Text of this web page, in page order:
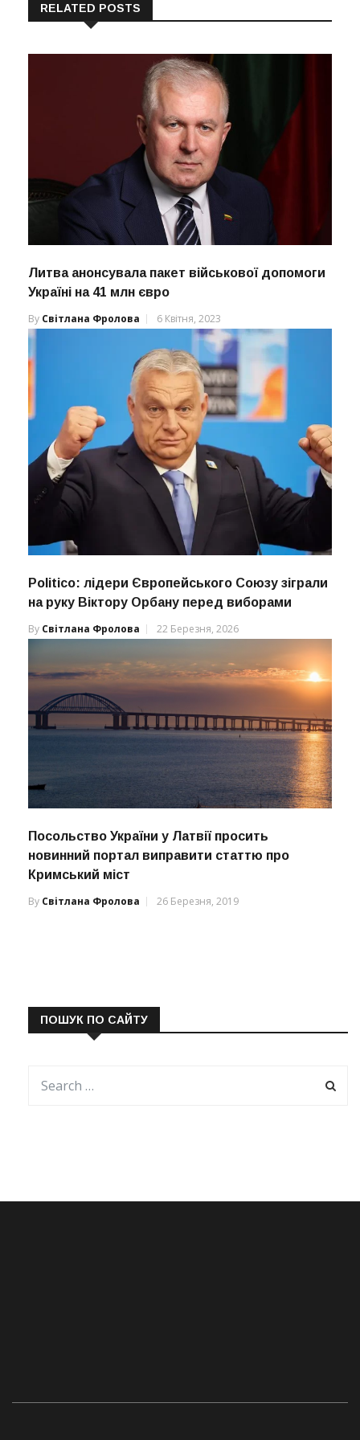
RELATED POSTS
Литва анонсувала пакет військової допомоги
Україні на 41 млн євро
By Світлана Фролова 6 Квітня, 2023
Politico: лідери Європейського Союзу зіграли
на руку Віктору Орбану перед виборами
By Світлана Фролова 22 Березня, 2026
Посольство України у Латвії просить
новинний портал виправити статтю про
Кримський міст
By Світлана Фролова 26 Березня, 2019
ПОШУК ПО САЙТУ